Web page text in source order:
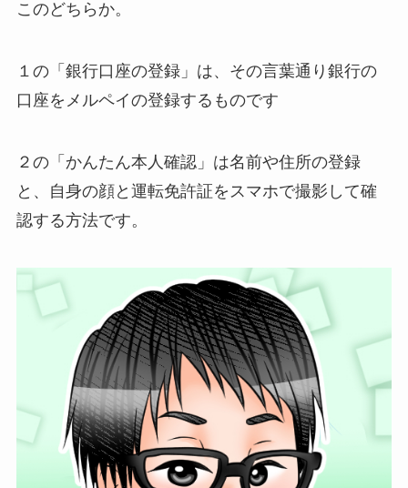
このどちらか。
１の「銀行口座の登録」は、その言葉通り銀行の
口座をメルペイの登録するものです
２の「かんたん本人確認」は名前や住所の登録
と、自身の顔と運転免許証をスマホで撮影して確
認する方法です。